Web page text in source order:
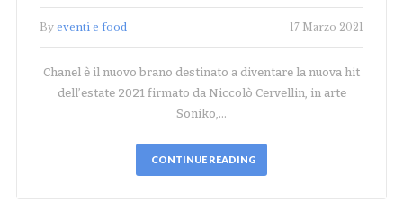
By eventi e food 17 Marzo 2021
Chanel è il nuovo brano destinato a diventare la nuova hit
dell’estate 2021 firmato da Niccolò Cervellin, in arte
Soniko,…
CONTINUE READING